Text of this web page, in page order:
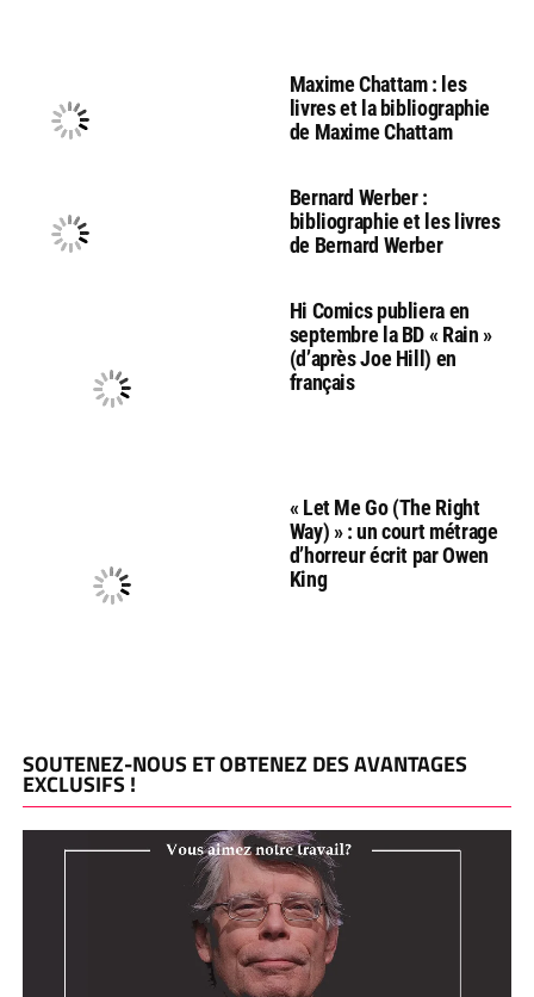
Maxime Chattam : les
livres et la bibliographie
de Maxime Chattam
Bernard Werber :
bibliographie et les livres
de Bernard Werber
Hi Comics publiera en
septembre la BD « Rain »
(d’après Joe Hill) en
français
« Let Me Go (The Right
Way) » : un court métrage
d’horreur écrit par Owen
King
SOUTENEZ-NOUS ET OBTENEZ DES AVANTAGES
EXCLUSIFS !